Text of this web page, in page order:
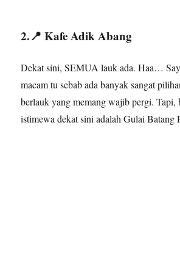
2.📍 Kafe Adik Abang
Dekat sini, SEMUA lauk ada. Haa…
macam tu sebab ada banyak sangat
berlauk yang memang wajib pergi. Tapi,
istimewa dekat sini adalah Gulai Batang